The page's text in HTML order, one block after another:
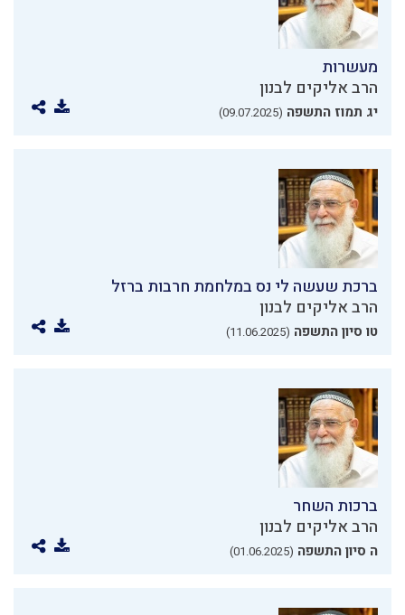
מעשרות
הרב אליקים לבנון
יג תמוז התשפה (09.07.2025)
ברכת שעשה לי נס במלחמת חרבות ברזל
הרב אליקים לבנון
טו סיון התשפה (11.06.2025)
ברכות השחר
הרב אליקים לבנון
ה סיון התשפה (01.06.2025)